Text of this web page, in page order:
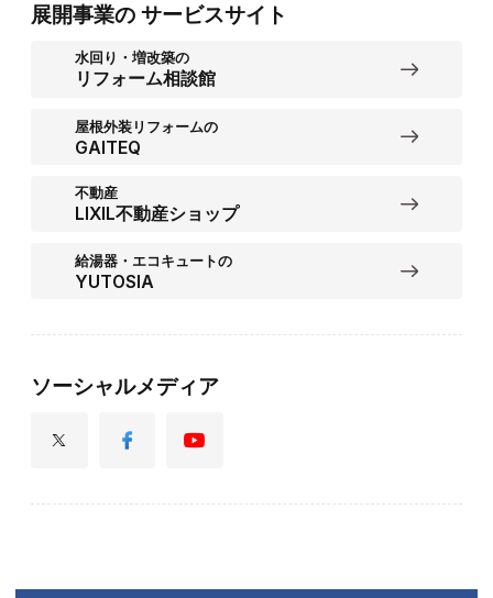
展開事業の サービスサイト
水回り・増改築の
リフォーム相談館
屋根外装リフォームの
GAITEQ
不動産
LIXIL不動産ショップ
給湯器・エコキュートの
YUTOSIA
ソーシャルメディア